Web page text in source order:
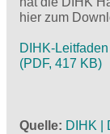
hier zum
DIHK-
(PDF, 417 KB)
Quelle
DIHK |